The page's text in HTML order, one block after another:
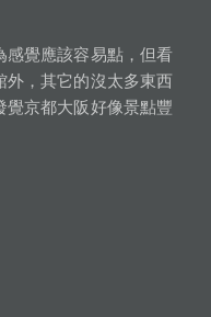
感覺應該容易點，但看
，其它的沒太多東西
京都大阪好像景點豐